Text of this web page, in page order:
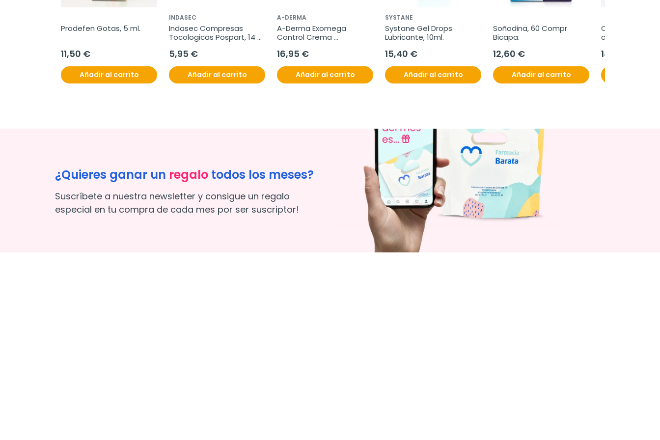
Prodefen Gotas, 5 ml.
11,50 €
Añadir al carrito
INDASEC
Indasec Compresas
Tocologicas Pospart, 14
5,95 €
Añadir al carrito
A-DERMA
A-Derma Exomega
Control Crema
16,95 €
Añadir al carrito
SYSTANE
Systane Gel Drops
Lubricante, 10ml.
15,40 €
Añadir al carrito
Soñodina, 60 Compr
Bicapa.
12,60 €
Añadir al carrito
Otostick bebé,
correctores +
14,95 €
¿Quieres ganar un regalo todos los meses?
Suscríbete a nuestra newsletter y consigue un regalo
especial en tu compra de cada mes por ser suscriptor!